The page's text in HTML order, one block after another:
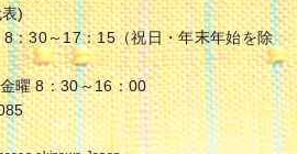
)
：30～17：15（祝日・年末年始を除
曜 8：30～16：00